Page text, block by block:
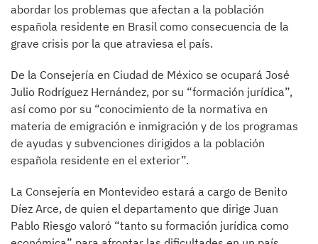
abordar los problemas que afectan a la población
española residente en Brasil como consecuencia de la
grave crisis por la que atraviesa el país.
De la Consejería en Ciudad de México se ocupará José
Julio Rodríguez Hernández, por su “formación jurídica”,
así como por su “conocimiento de la normativa en
materia de emigración e inmigración y de los programas
de ayudas y subvenciones dirigidos a la población
española residente en el exterior”.
La Consejería en Montevideo estará a cargo de Benito
Díez Arce, de quien el departamento que dirige Juan
Pablo Riesgo valoró “tanto su formación jurídica como